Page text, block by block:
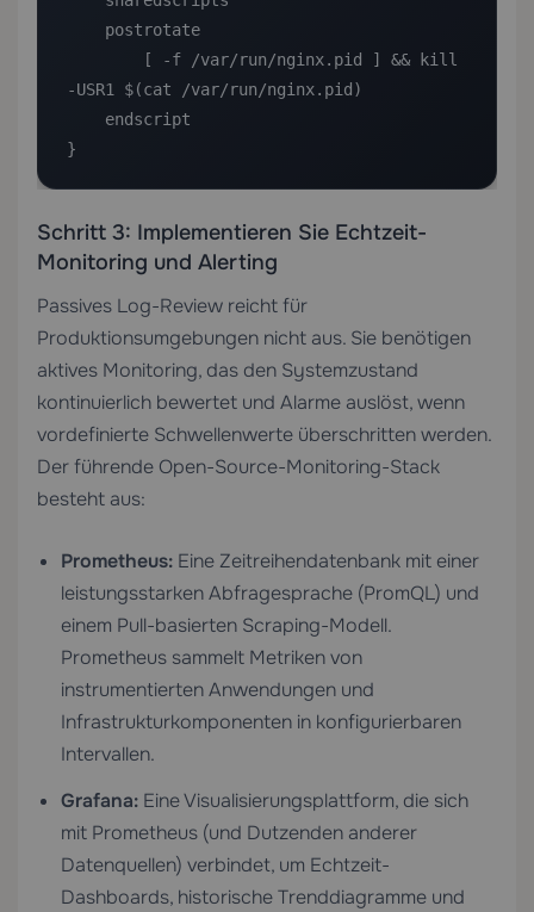
-USR1 $(cat /var/run/nginx.pid)
}
Schritt 3: Implementieren Sie Echtzeit-
Monitoring und Alerting
Passives Log-Review reicht für
Produktionsumgebungen nicht aus. Sie benötigen
aktives Monitoring, das den Systemzustand
kontinuierlich bewertet und Alarme auslöst, wenn
vordefinierte Schwellenwerte überschritten werden.
Der führende Open-Source-Monitoring-Stack
besteht aus:
Prometheus: Eine Zeitreihendatenbank mit einer
leistungsstarken Abfragesprache (PromQL) und
einem Pull-basierten Scraping-Modell.
Prometheus sammelt Metriken von
instrumentierten Anwendungen und
Infrastrukturkomponenten in konfigurierbaren
Intervallen.
Grafana: Eine Visualisierungsplattform, die sich
mit Prometheus (und Dutzenden anderer
Datenquellen) verbindet, um Echtzeit-
Dashboards, historische Trenddiagramme und